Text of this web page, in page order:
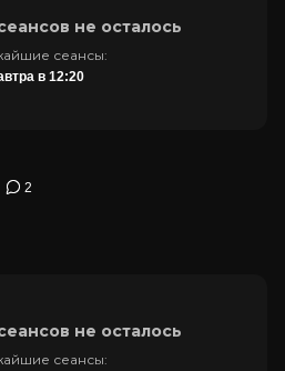
не осталось
сеансы:
в 12:20
2
не осталось
сеансы: